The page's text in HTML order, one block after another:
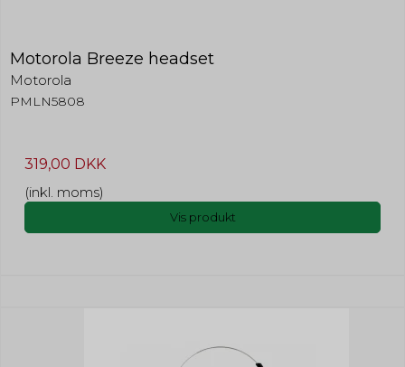
Motorola Breeze headset
Motorola
PMLN5808
319,00 DKK
(inkl. moms)
Vis produkt